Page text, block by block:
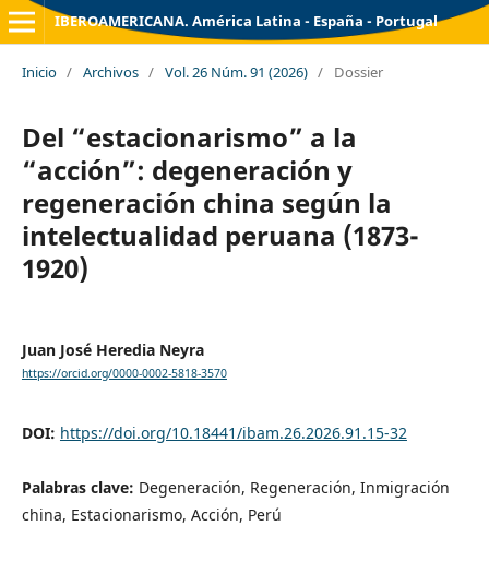
IBEROAMERICANA. América Latina - España - Portugal
Inicio / Archivos / Vol. 26 Núm. 91 (2026) / Dossier
Del “estacionarismo” a la
“acción”: degeneración y
regeneración china según la
intelectualidad peruana (1873-
1920)
Juan José Heredia Neyra
https://orcid.org/0000-0002-5818-3570
DOI: https://doi.org/10.18441/ibam.26.2026.91.15-32
Palabras clave: Degeneración, Regeneración, Inmigración
china, Estacionarismo, Acción, Perú